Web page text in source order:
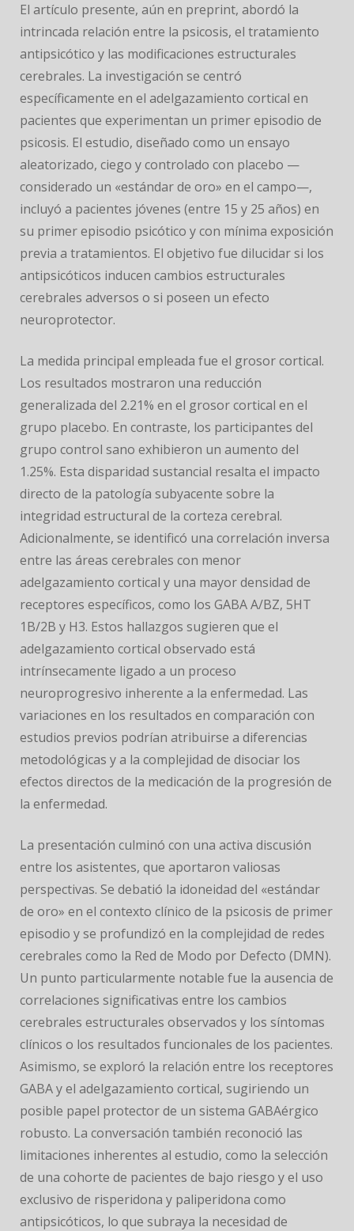
El artículo presente, aún en preprint, abordó la
intrincada relación entre la psicosis, el tratamiento
antipsicótico y las modificaciones estructurales
cerebrales. La investigación se centró
específicamente en el adelgazamiento cortical en
pacientes que experimentan un primer episodio de
psicosis. El estudio, diseñado como un ensayo
aleatorizado, ciego y controlado con placebo —
considerado un «estándar de oro» en el campo—,
incluyó a pacientes jóvenes (entre 15 y 25 años) en
su primer episodio psicótico y con mínima exposición
previa a tratamientos. El objetivo fue dilucidar si los
antipsicóticos inducen cambios estructurales
cerebrales adversos o si poseen un efecto
neuroprotector.
La medida principal empleada fue el grosor cortical.
Los resultados mostraron una reducción
generalizada del 2.21% en el grosor cortical en el
grupo placebo. En contraste, los participantes del
grupo control sano exhibieron un aumento del
1.25%. Esta disparidad sustancial resalta el impacto
directo de la patología subyacente sobre la
integridad estructural de la corteza cerebral.
Adicionalmente, se identificó una correlación inversa
entre las áreas cerebrales con menor
adelgazamiento cortical y una mayor densidad de
receptores específicos, como los GABA A/BZ, 5HT
1B/2B y H3. Estos hallazgos sugieren que el
adelgazamiento cortical observado está
intrínsecamente ligado a un proceso
neuroprogresivo inherente a la enfermedad. Las
variaciones en los resultados en comparación con
estudios previos podrían atribuirse a diferencias
metodológicas y a la complejidad de disociar los
efectos directos de la medicación de la progresión de
la enfermedad.
La presentación culminó con una activa discusión
entre los asistentes, que aportaron valiosas
perspectivas. Se debatió la idoneidad del «estándar
de oro» en el contexto clínico de la psicosis de primer
episodio y se profundizó en la complejidad de redes
cerebrales como la Red de Modo por Defecto (DMN).
Un punto particularmente notable fue la ausencia de
correlaciones significativas entre los cambios
cerebrales estructurales observados y los síntomas
clínicos o los resultados funcionales de los pacientes.
Asimismo, se exploró la relación entre los receptores
GABA y el adelgazamiento cortical, sugiriendo un
posible papel protector de un sistema GABAérgico
robusto. La conversación también reconoció las
limitaciones inherentes al estudio, como la selección
de una cohorte de pacientes de bajo riesgo y el uso
exclusivo de risperidona y paliperidona como
antipsicóticos, lo que subraya la necesidad de